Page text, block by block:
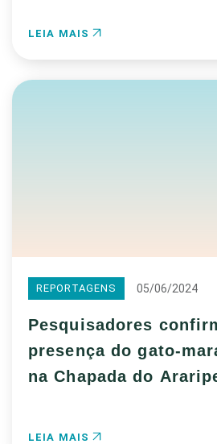
LEIA MAIS
REPORTAGENS 05/06/2024
Pesquisadores
presença do gato-
na Chapada do
LEIA MAIS